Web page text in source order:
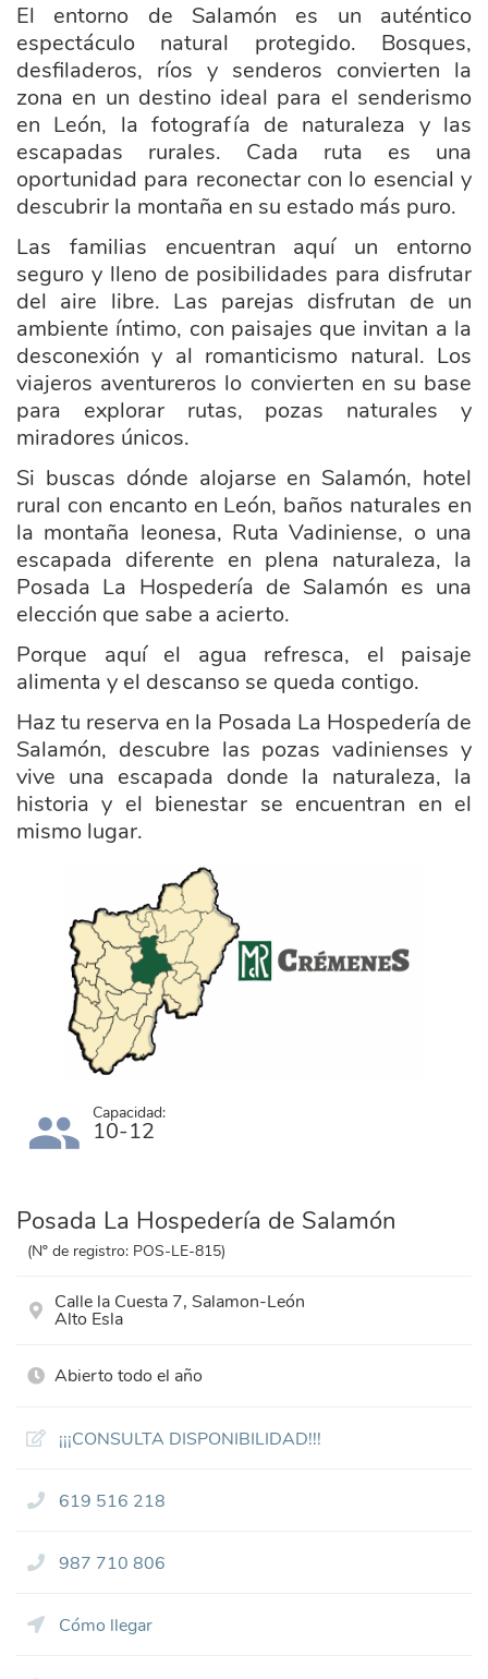
El entorno de Salamón es un auténtico
espectáculo natural protegido. Bosques,
desfiladeros, ríos y senderos convierten la
zona en un destino ideal para el senderismo
en León, la fotografía de naturaleza y las
escapadas rurales. Cada ruta es una
oportunidad para reconectar con lo esencial y
descubrir la montaña en su estado más puro.
Las familias encuentran aquí un entorno
seguro y lleno de posibilidades para disfrutar
del aire libre. Las parejas disfrutan de un
ambiente íntimo, con paisajes que invitan a la
desconexión y al romanticismo natural. Los
viajeros aventureros lo convierten en su base
para explorar rutas, pozas naturales y
miradores únicos.
Si buscas dónde alojarse en Salamón, hotel
rural con encanto en León, baños naturales en
la montaña leonesa, Ruta Vadiniense, o una
escapada diferente en plena naturaleza, la
Posada La Hospedería de Salamón es una
elección que sabe a acierto.
Porque aquí el agua refresca, el paisaje
alimenta y el descanso se queda contigo.
Haz tu reserva en la Posada La Hospedería de
Salamón, descubre las pozas vadinienses y
vive una escapada donde la naturaleza, la
historia y el bienestar se encuentran en el
mismo lugar.
ayuntamiento_cremenes.png
Capacidad:
10-12
Posada La Hospedería de Salamón
(Nº de registro: POS-LE-815)
Calle la Cuesta 7, Salamon-León
Alto Esla
Abierto todo el año
¡¡¡CONSULTA DISPONIBILIDAD!!!
619 516 218
987 710 806
Cómo llegar